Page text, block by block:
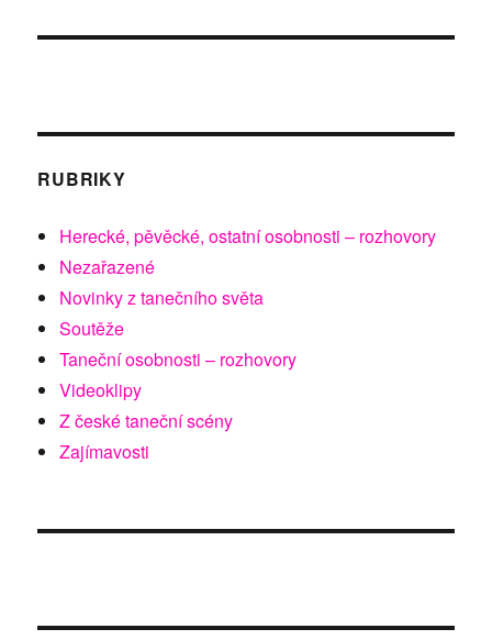
RUBRIKY
Herecké, pěvěcké, ostatní osobnosti – rozhovory
Nezařazené
Novinky z tanečního světa
Soutěže
Taneční osobnosti – rozhovory
Videoklipy
Z české taneční scény
Zajímavosti